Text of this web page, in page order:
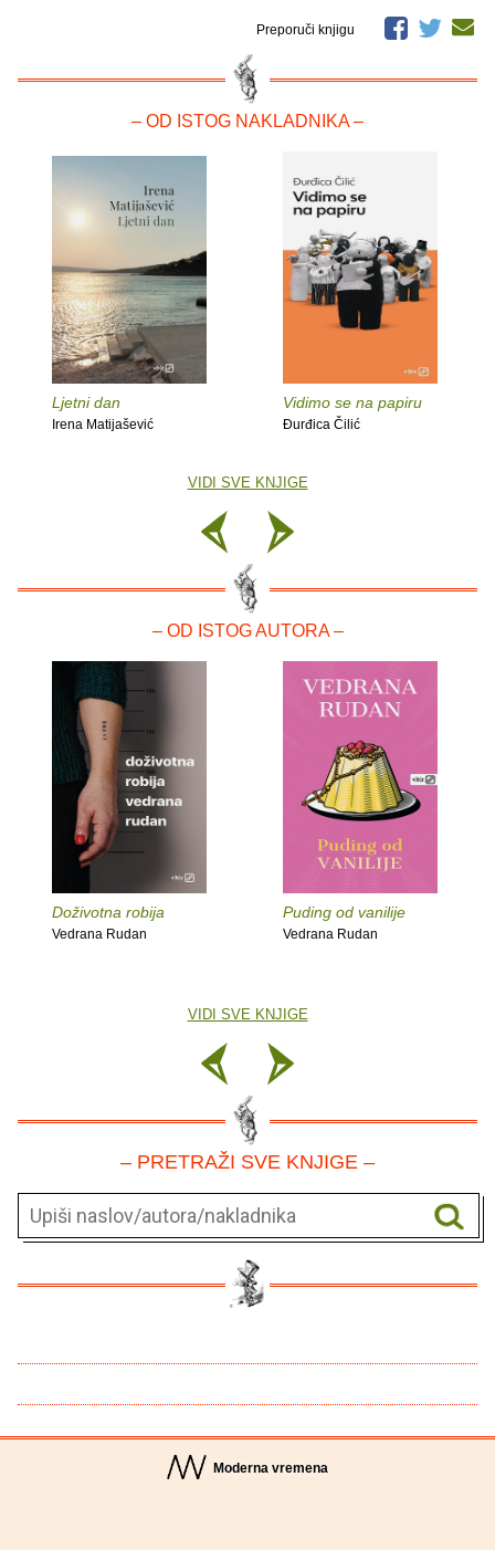
Preporuči knjigu
– OD ISTOG NAKLADNIKA –
Ljetni dan
Irena Matijašević
Vidimo se na papiru
Đurđica Čilić
VIDI SVE KNJIGE
– OD ISTOG AUTORA –
Doživotna robija
Vedrana Rudan
Puding od vanilije
Vedrana Rudan
VIDI SVE KNJIGE
– PRETRAŽI SVE KNJIGE –
Moderna vremena